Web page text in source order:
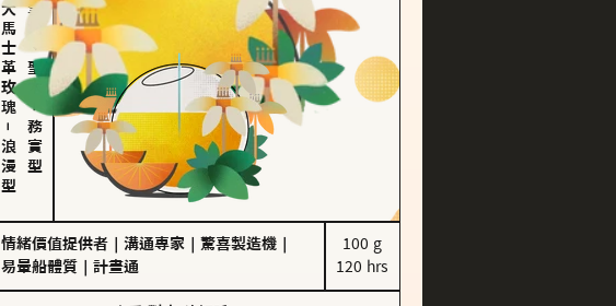
大馬士革玫瑰
－
浪漫型
雪松、聖木
－
務實型
情緒價值提供者 溝通專家 驚喜製造機
易暈船體質
計畫通
100 g
120 hrs